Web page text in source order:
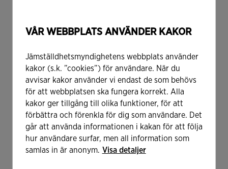
VÅR WEBBPLATS ANVÄNDER KAKOR
Jämställdhetsmyndighetens webbplats använder
kakor (s.k. ”cookies”) för användare. När du
avvisar kakor använder vi endast de som behövs
för att webbplatsen ska fungera korrekt. Alla
kakor ger tillgång till olika funktioner, för att
förbättra och förenkla för dig som användare. Det
går att använda informationen i kakan för att följa
hur användare surfar, men all information som
samlas in är anonym. Visa detaljer
gäller just webbutbildningarna.
tillsyn för lagen om tillgänglighet till digital offentlig
service. Om du inte är nöjd med hur vi hanterar dina
synpunkter kan du kontakta Myndigheten för digital
förvaltningoch påtala det.
Vi planerar att löpande genomföra tillgänglighetstester
av denna webbplats. Om vi upptäcker brister så
kommer vi att lista dem på den här sidan tills de är
åtgärdade.